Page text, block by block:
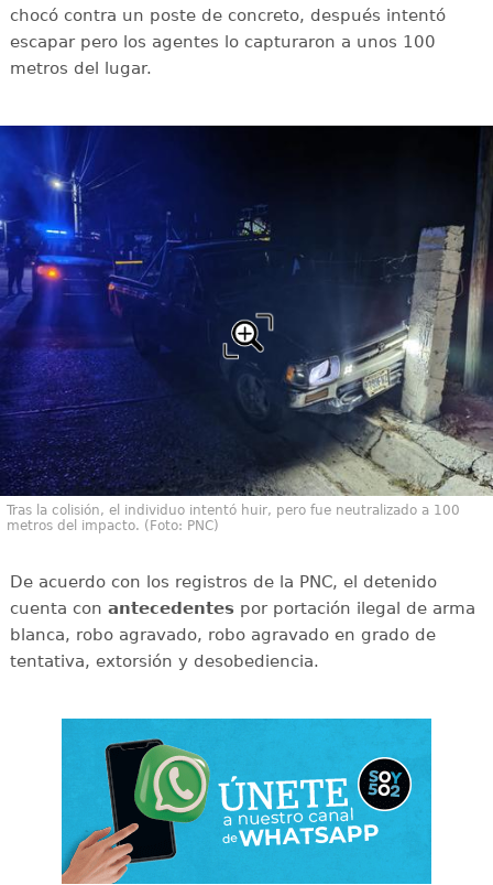
chocó contra un poste de concreto, después intentó
escapar pero los agentes lo capturaron a unos 100
metros del lugar.
Tras la colisión, el individuo intentó huir, pero fue neutralizado a 100
metros del impacto. (Foto: PNC)
De acuerdo con los registros de la PNC, el detenido
cuenta con antecedentespor portación ilegal de arma
blanca, robo agravado, robo agravado en grado de
tentativa, extorsión y desobediencia.